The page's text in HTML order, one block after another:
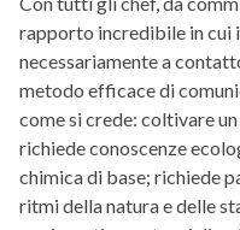
rapporto incredibile in cui
necessariamente a
metodo efficace di
come si crede: coltivare
richiede conoscenze
chimica di base; richiede
ritmi della natura e delle